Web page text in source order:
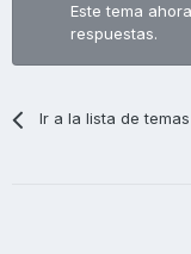
Este tema
respuestas.
Ir a la lista de temas